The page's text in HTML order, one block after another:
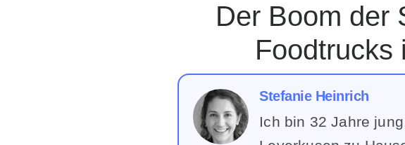
Der Boom der Street-Food-Kultur: Warum
Foodtrucks
Stefanie Heinrich
Ich bin 32 Jahre